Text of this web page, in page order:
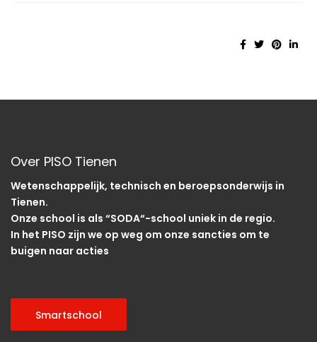
Over PISO Tienen
Wetenschappelijk, technisch en beroepsonderwijs in
Tienen.
Onze school is als “SODA“-school uniek in de regio.
In het PISO zijn we op weg om onze sancties om te
buigen naar acties
Smartschool